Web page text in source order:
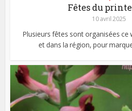
Fêtes du
10 avril 2025
Plusieurs fêtes sont organisées ce
et dans la région, pour